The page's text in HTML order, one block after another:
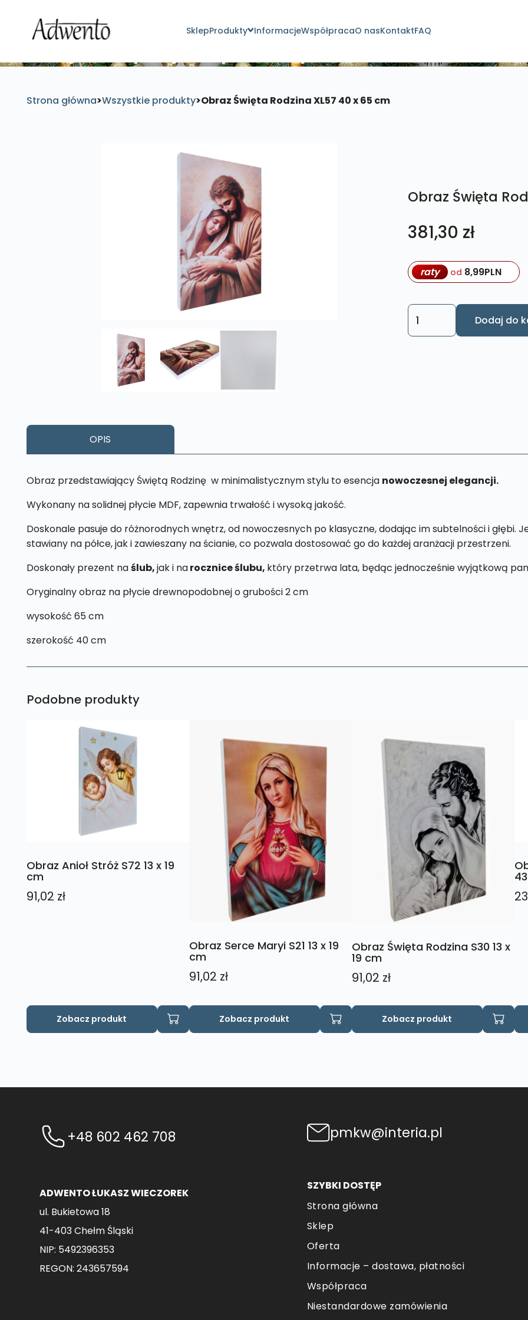
SklepProdukty InformacjeWspółpracaO nasKontaktFAQ
Strona główna>Wszystkie produkty>Obraz Święta Rodzina XL57 40 x 65 cm
Obraz Święta
381,30 zł
raty od 8,99PLN
ilość
Obraz
Dodaj do
OPIS
Obraz przedstawiający Świętą Rodzinę w minimalistycznym stylu to esencja nowoczesnej elegancji.
Wykonany na solidnej płycie MDF, zapewnia trwałość i wysoką jakość.
Doskonale pasuje do różnorodnych wnętrz, od nowoczesnych po klasyczne, dodając im subtelności i głębi.
stawiany na półce, jak i zawieszany na ścianie, co pozwala dostosować go do każdej aranżacji przestrzeni.
Doskonały prezent naślub,jak i narocznice ślubu, który przetrwa lata, będąc jednocześnie wyjątkową
Oryginalny obraz na płycie drewnopodobnej o grubości 2 cm
wysokość 65 cm
szerokość 40 cm
Podobne produkty
Obraz Anioł Stróż S72 13 x 19
cm
91,02 zł
Zobacz produkt
Obraz Serce Maryi S21 13 x 19
cm
91,02 zł
Zobacz produkt
Obraz Święta Rodzina S30 13 x
19 cm
91,02 zł
Zobacz produkt
+48 602 462 708
ADWENTO ŁUKASZ WIECZOREK
ul. Bukietowa 18
41-403 Chełm Śląski
NIP: 5492396353
REGON: 243657594
pmkw@interia.pl
SZYBKI DOSTĘP
Strona główna
Sklep
Oferta
Informacje – dostawa, płatności
Współpraca
Niestandardowe zamówienia